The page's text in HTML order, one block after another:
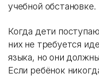
учебной обстановке.
Когда дети
них не требуется
языка, но они
Если ребёнок